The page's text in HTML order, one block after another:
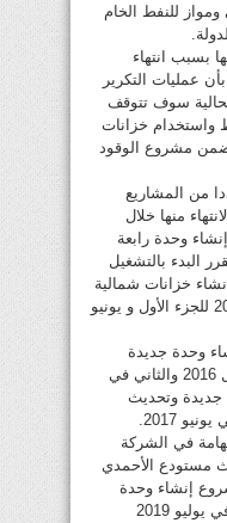
للنفط الخام
بسبب انتهاء
عمليات التكرير
سوف تتوقف
وسيتم ربط واستخدام خزانات
ضمن مشروع الوقود
من المشاريع
منها خلال
وحدة رابعة
البدء بالتشغيل
ومشروع إنشاء خزانات شمالية
جديدة للغاز المسال في أكتوبر 2015 للجزء الأول و يونيو
وحدة جديدة
لمعالجة الغازات الحمضية في ابريل 2016 والثاني في
جديدة وتحديث
2017.
في الشركة
مستودع الأحمدي
منه في يناير 2018 ومشروع إنشاء وحدة
خامسة لإنتاج غاز البترول المسال في يوليو 2019